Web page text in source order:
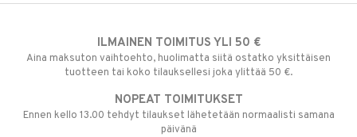
ILMAINEN TOIMITUS YLI 50 €
Aina maksuton vaihtoehto, huolimatta siitä ostatko yksittäisen
tuotteen tai koko tilauksellesi joka ylittää 50 €.
NOPEAT TOIMITUKSET
Ennen kello 13.00 tehdyt tilaukset lähetetään normaalisti samana
päivänä